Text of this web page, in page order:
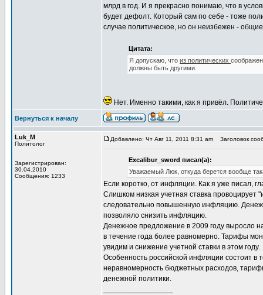
млрд в год. И я прекрасно понимаю, что в
будет дефолт. Который сам по себе - тоже
случае политическое, но он неизбежен -
Цитата:
Я допускаю, что из политических
должны быть другими.
Нет. Именно такими, как я привёл.
Вернуться к началу
Luk_M
Политолог
Зарегистрирован:
30.04.2010
Сообщения: 1233
Добавлено: Чт Авг 11, 2011 8:31 am Заголовок
Excalibur_sword писал(а):
Уважаемый Люк, откуда берется вообще
Если коротко, от инфляции. Как я уже писал,
Слишком низкая учетная ставка
следовательно повышенную инфляцию.
позволяло снизить инфляцию.
Денежное предложение в 2009 году выросло
в течение года более равномерно. Тарифы
увидим и снижение учетной ставки в этом году.
Особенность российской инфляции состоит в
неравномерность бюджетных расходов,
денежной политики.